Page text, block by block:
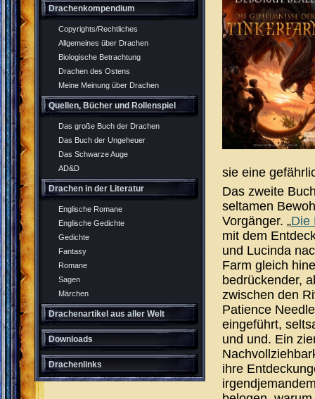
Drachenkompendium
Copyrights/Rechtliches
Allgemeines über Drachen
Biologische Betrachtung
Drachen des Ostens
Meine Meinung über Drachen
Quellen, Bücher und Rollenspiel
Das große Buch der Drachen
Das Buch der Ungeheuer
Das Schwarze Auge
AD&D
Drachen in der Literatur
Englische Romane
Englische Gedichte
Gedichte
Fantasy
Romane
Sagen
Märchen
Drachenartikel aus aller Welt
Downloads
Drachenlinks
sie eine
Das zweite
seltamen
Vorgänger. „Die
mit dem
und Lucinda
Farm gleich
bedrückender,
zwischen den
Patience
eingeführt,
und und. Ein
ihre